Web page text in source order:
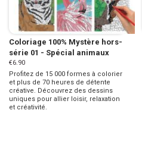
Coloriage 100% Mystère hors-
série 01 - Spécial animaux
€6.90
Profitez de 15 000 formes à colorier
et plus de 70 heures de détente
créative. Découvrez des dessins
uniques pour allier loisir, relaxation
et créativité.